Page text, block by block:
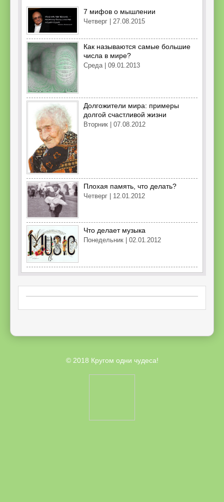
7 мифов о мышлении
Четверг | 27.08.2015
Как называются самые большие
числа в мире?
Среда | 09.01.2013
Долгожители мира: примеры
долгой счастливой жизни
Вторник | 07.08.2012
Плохая память, что делать?
Четверг | 12.01.2012
Что делает музыка
Понедельник | 02.01.2012
© 2018 Кругом одни чудеса!